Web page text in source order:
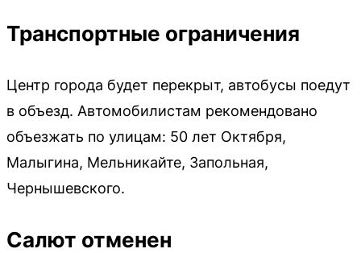
Транспортные ограничения
Центр города будет перекрыт, автобусы поедут
в объезд. Автомобилистам рекомендовано
объезжать по улицам: 50 лет Октября,
Малыгина, Мельникайте, Запольная,
Чернышевского.
Салют отменен